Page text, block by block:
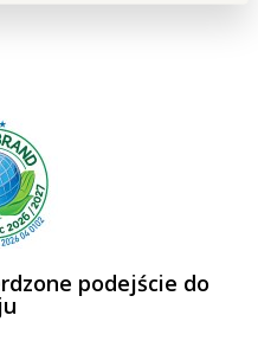
podejście do